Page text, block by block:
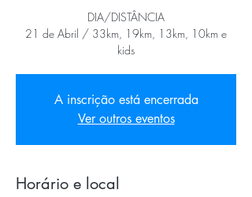
DIA/DISTÂNCIA
21 de Abril / 33km, 19km, 13km, 10km e
kids
A inscrição está encerrada
Ver outros eventos
Horário e local